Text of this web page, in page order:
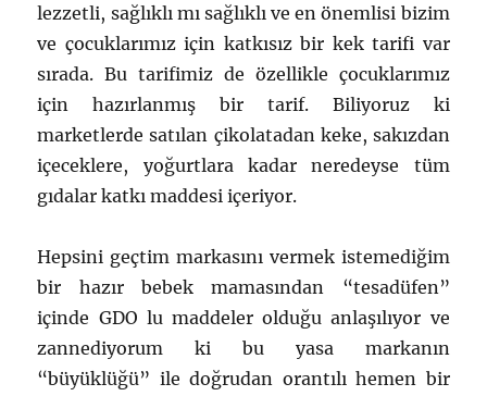
lezzetli, sağlıklı mı sağlıklı ve en önemlisi bizim
ve çocuklarımız için katkısız bir kek tarifi var
sırada. Bu tarifimiz de özellikle çocuklarımız
için hazırlanmış bir tarif. Biliyoruz ki
marketlerde satılan çikolatadan keke, sakızdan
içeceklere, yoğurtlara kadar neredeyse tüm
gıdalar katkı maddesi içeriyor.
Hepsini geçtim markasını vermek istemediğim
bir hazır bebek mamasından “tesadüfen”
içinde GDO lu maddeler olduğu anlaşılıyor ve
zannediyorum ki bu yasa markanın
“büyüklüğü” ile doğrudan orantılı hemen bir